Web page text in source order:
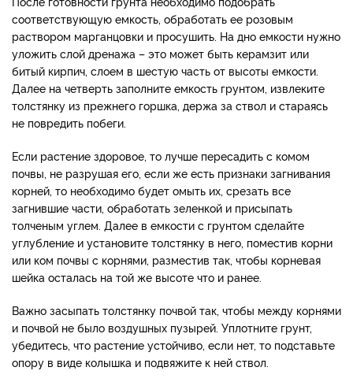
соответствующую емкость, обработать ее розовым
раствором марганцовки и просушить. На дно емкости нужно
уложить слой дренажа – это может быть керамзит или
битый кирпич, слоем в шестую часть от высоты емкости.
Далее на четверть заполните емкость грунтом, извлеките
толстянку из прежнего горшка, держа за ствол и стараясь
не повредить побеги.
Если растение здоровое, то лучше пересадить с комом
почвы, не разрушая его, если же есть признаки загнивания
корней, то необходимо будет омыть их, срезать все
загнившие части, обработать зеленкой и присыпать
толченым углем. Далее в емкости с грунтом сделайте
углубление и установите толстянку в него, поместив корни
или ком почвы с корнями, разместив так, чтобы корневая
шейка осталась на той же высоте что и ранее.
Важно засыпать толстянку почвой так, чтобы между корнями
и почвой не было воздушных пузырей. Уплотните грунт,
убедитесь, что растение устойчиво, если нет, то подставьте
опору в виде колышка и подвяжите к ней ствол.